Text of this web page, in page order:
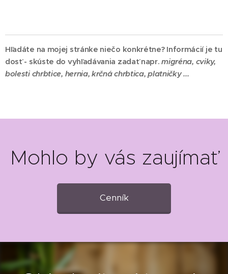
Hľadáte na mojej stránke niečo konkrétne? Informácií je tu
dosť - skúste do vyhľadávania zadať napr.migréna, cviky,
bolesti chrbtice, hernia, krčná chrbtica, platničky ...
Mohlo by vás zaujímať
Cenník